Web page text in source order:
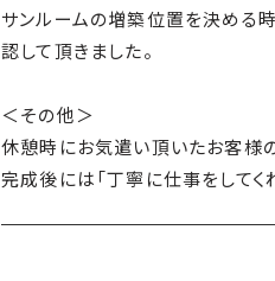
サンルームの増築位置を決める
認して頂きました。
＜その他＞
休憩時にお気遣い頂いたお客様
完成後には「丁寧に仕事をしてく